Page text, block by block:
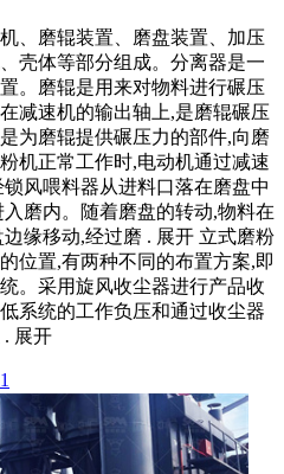
、磨辊装置、磨盘装置、加压
壳体等部分组成。分离器是一
。磨辊是用来对物料进行碾压
减速机的输出轴上,是磨辊碾压
为磨辊提供碾压力的部件,向磨
机正常工作时,电动机通过减速
风喂料器从进料口落在磨盘中
磨内。随着磨盘的转动,物料在
缘移动,经过磨 . 展开 立式磨粉
位置,有两种不同的布置方案,即
。采用旋风收尘器进行产品收
系统的工作负压和通过收尘器
. 展开